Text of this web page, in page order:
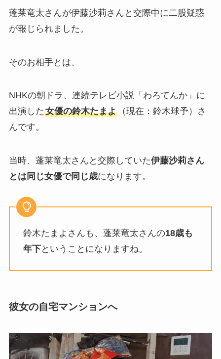
蓬莱竜太さんが伊藤沙莉さんと交際中に二股疑惑
が報じられました。
そのお相手とは、
NHKの朝ドラ、連続テレビ小説「わろてんか」に
出演した女優の鈴木たまよ（現在：鈴木球予）さ
んです。
当時、蓬莱竜太さんと交際していた伊藤沙莉さん
とは同じ女優で同じ歳になります。
鈴木たまよさんも、蓬莱竜太さんの18歳も
年下ということになりますね。
彼女の自宅マンションへ